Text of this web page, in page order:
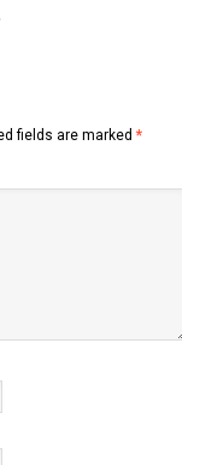
fields are marked *